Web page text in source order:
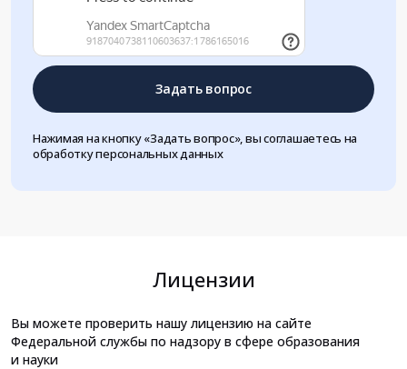
Задать вопрос
Нажимая на кнопку «Задать вопрос», вы соглашаетесь на
обработку персональных данных
Лицензии
Вы можете проверить нашу лицензию на сайте
Федеральной службы по надзору в сфере образования
и науки